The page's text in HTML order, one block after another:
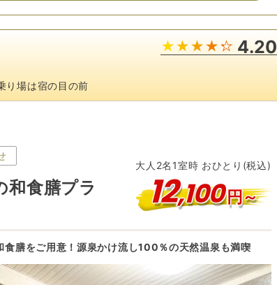
4.20
り場は宿の目の前
和食膳プラ
大人 2名 1室時 おひとり(税込)
12,100円～
食膳をご用意！源泉かけ流し100％の天然温泉も満喫